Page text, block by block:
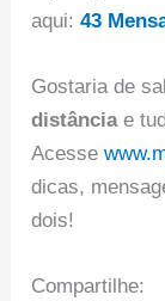
aqui:43
Gostaria de
distânciae
Acesse
dicas,
dois!
Compartilhe: